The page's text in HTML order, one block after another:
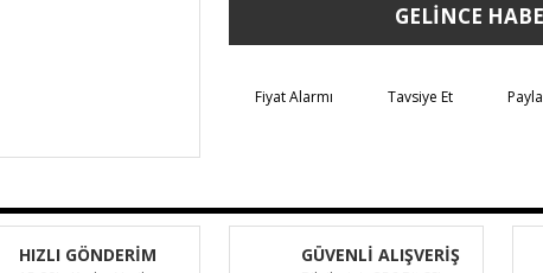
GELİNCE
Fiyat Alarmı Tavsiye Et
HIZLI GÖNDERİM GÜVENLİ ALIŞVERİŞ